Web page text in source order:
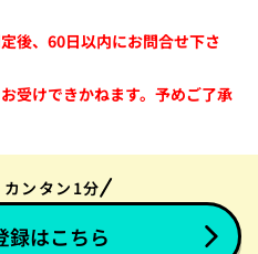
後、60日以内にお問合せ下さ
受けできかねます。予めご了承
ンタン1分
録はこちら